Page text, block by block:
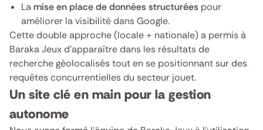
Lamise en place de données structurées pour
améliorer la visibilité dans Google.
Cette double approche (locale + nationale) a permis à
Baraka Jeux d’apparaître dans les résultats de
recherche géolocalisés tout en se positionnant sur des
requêtes concurrentielles du secteur jouet.
Un site clé en main pour la gestion
autonome